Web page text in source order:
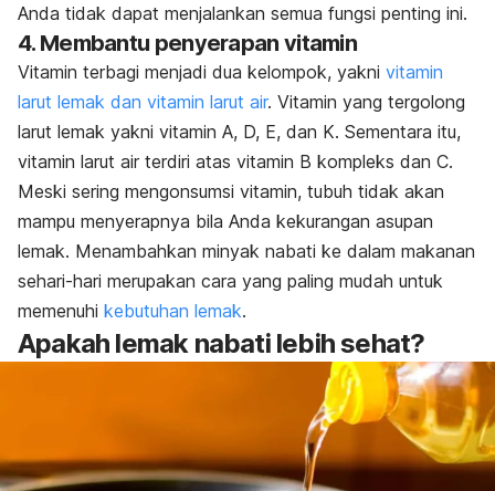
Anda tidak dapat menjalankan semua fungsi penting ini.
4. Membantu penyerapan vitamin
Vitamin terbagi menjadi dua kelompok, yakni vitamin
larut lemak dan vitamin larut air. Vitamin yang tergolong
larut lemak yakni vitamin A, D, E, dan K. Sementara itu,
vitamin larut air terdiri atas vitamin B kompleks dan C.
Meski sering mengonsumsi vitamin, tubuh tidak akan
mampu menyerapnya bila Anda kekurangan asupan
lemak. Menambahkan minyak nabati ke dalam makanan
sehari-hari merupakan cara yang paling mudah untuk
memenuhi kebutuhan lemak.
Apakah lemak nabati lebih sehat?